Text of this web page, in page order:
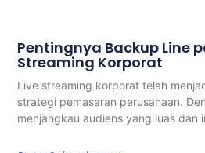
Pentingnya Backup Line
Streaming Korporat
Live streaming korporat telah
strategi pemasaran perusahaan.
menjangkau audiens yang luas dan